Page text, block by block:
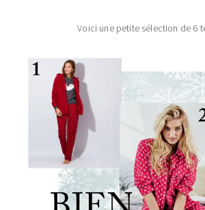
Voici une petite sélection de 6